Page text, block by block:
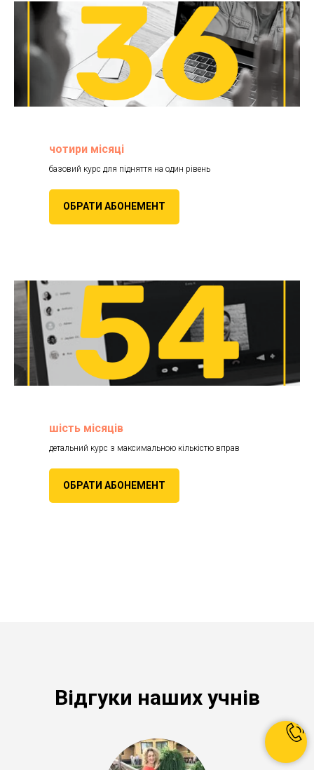
чотири місяці
базовий курс для підняття на один рівень
ОБРАТИ АБОНЕМЕНТ
шість місяців
детальний курс з максимальною кількістю вправ
ОБРАТИ АБОНЕМЕНТ
Відгуки наших учнів